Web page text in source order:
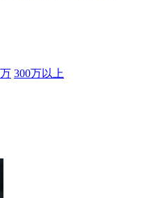
300万以上